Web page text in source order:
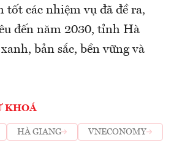
tốt các nhiệm vụ đã đề ra,
đến năm 2030, tỉnh Hà
bản sắc, bền vững và
KHOÁ
HÀ GIANG VNECONOMY